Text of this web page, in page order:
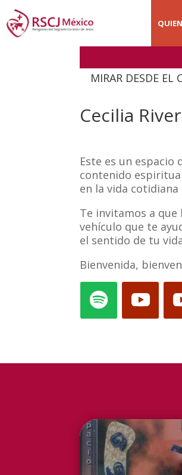
MIRAR DESDE EL
Cecilia
Este es un espacio
contenido
en la vida cotidiana
Te invitamos a que
vehículo que te
el sentido de tu
Bienvenida,